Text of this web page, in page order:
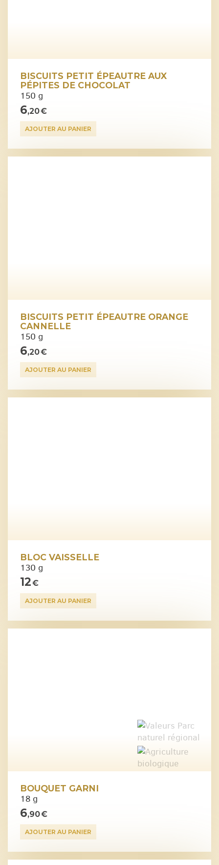
BISCUITS PETIT ÉPEAUTRE AUX
PÉPITES DE CHOCOLAT
150 g
6,20 €
AJOUTER AU PANIER
BISCUITS PETIT ÉPEAUTRE ORANGE
CANNELLE
150 g
6,20 €
AJOUTER AU PANIER
BLOC VAISSELLE
130 g
12€
AJOUTER AU PANIER
BOUQUET GARNI
18 g
6,90 €
AJOUTER AU PANIER